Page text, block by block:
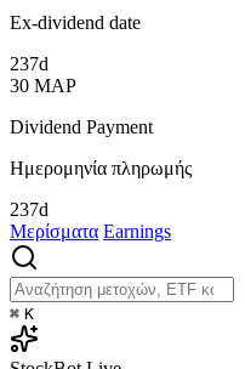
Ex-dividend date
237d
30 ΜΑΡ
Dividend Payment
Ημερομηνία πληρωμής
237d
Μερίσματα Earnings
⌘ K